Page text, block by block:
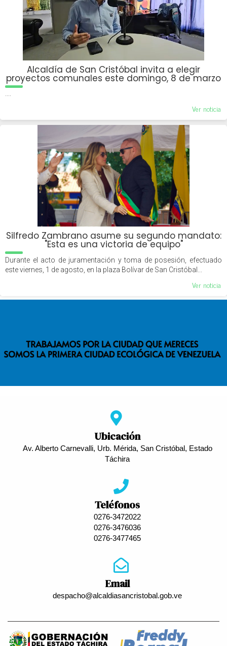
Alcaldía de San Cristóbal invita a elegir
proyectos comunales este domingo, 8 de marzo
Ver noticia
Silfredo Zambrano asume su segundo mandato:
"Esta es una victoria de equipo"
Durante el acto de juramentación y toma de posesión, efectuado
este viernes, 1 de agosto, en la plaza Bolívar de San Cristóbal...
Ver noticia
Ubicación
Av. Alberto Carnevalli, Urb. Mérida, San Cristóbal, Estado
Táchira
Teléfonos
0276-3472022
0276-3476036
0276-3477465
Email
despacho@alcaldiasancristobal.gob.ve